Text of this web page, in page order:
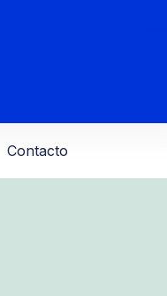
Contacto